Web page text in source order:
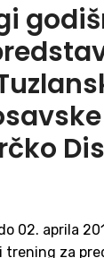
02. aprila
trening za